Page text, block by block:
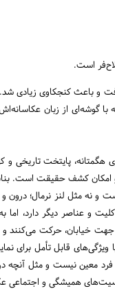
است.
کنجکاوی زیادی شد. با
با گوشه‌ای از زبان
پایتخت تاریخی و
کشف حقیقت است.
مثل لنز نرمال؛ درون و
عناصر دیگر دارد، اما
حرکت می‌کنند و در
قابل تأمل برای
نیست و مثل آنچه در
همیشگی و